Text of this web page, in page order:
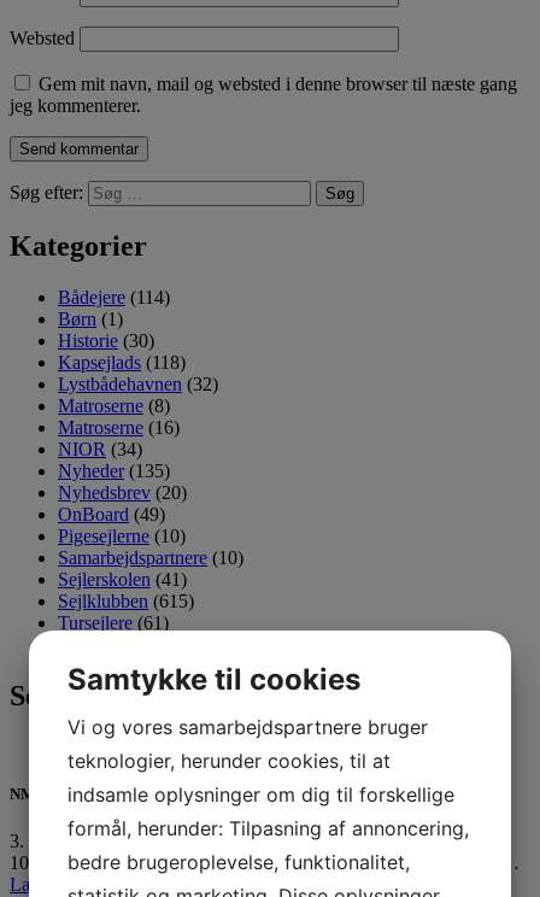
Websted
Gem mit navn, mail og websted i denne browser til næste gang
jeg kommenterer.
Søg efter:
Kategorier
Bådejere (114)
Børn (1)
Historie (30)
Kapsejlads (118)
Lystbådehavnen (32)
Matroserne (8)
Matroserne (16)
NIOR (34)
Nyheder (135)
Nyhedsbrev (20)
OnBoard (49)
Pigesejlerne (10)
Samarbejdspartnere (10)
Sejlerskolen (41)
Sejlklubben (615)
Tursejlere (61)
Seneste 3 indlæg
NM medaljer til unge Horsens sejlere
3. august 2026
10 af vores ungdomssejlere er netop hjemvendt fra Nordic Youth…
Læs mere »
Samtykke til cookies
Vi og vores samarbejdspartnere bruger
teknologier, herunder cookies, til at
indsamle oplysninger om dig til forskellige
formål, herunder: Tilpasning af annoncering,
bedre brugeroplevelse, funktionalitet,